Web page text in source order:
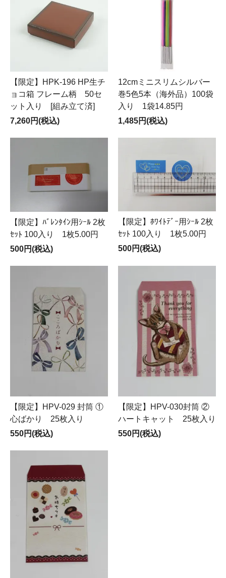
【限定】HPK-196 HP生チ
ョコ箱 フレーム柄 50セ
ット入り [組み立て済]
7,260円(税込)
12cmミニスリムシルバー
巻5色5本（海外品）100袋
入り 1袋14.85円
1,485円(税込)
【限定】ﾊﾞﾚﾝﾀｲﾝ用ｼｰﾙ 2枚
ｾｯﾄ 100入り 1枚5.00円
500円(税込)
【限定】ﾎﾜｲﾄﾃﾞｰ用ｼｰﾙ 2枚
ｾｯﾄ 100入り 1枚5.00円
500円(税込)
【限定】HPV-029 封筒 ①
心ばかり 25枚入り
550円(税込)
【限定】HPV-030封筒 ②
ハートキャット 25枚入り
550円(税込)